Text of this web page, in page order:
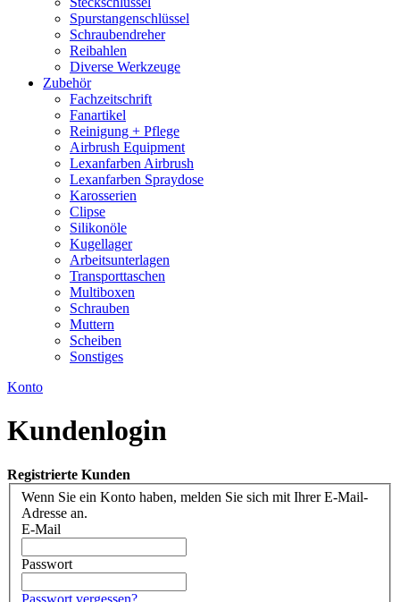
Spurstangenschlüssel
Schraubendreher
Reibahlen
Diverse Werkzeuge
Zubehör
Fachzeitschrift
Fanartikel
Reinigung + Pflege
Airbrush Equipment
Lexanfarben Airbrush
Lexanfarben Spraydose
Karosserien
Clipse
Silikonöle
Kugellager
Arbeitsunterlagen
Transporttaschen
Multiboxen
Schrauben
Muttern
Scheiben
Sonstiges
Konto
Kundenlogin
Registrierte Kunden
Wenn Sie ein Konto haben, melden Sie sich mit Ihrer E-Mail-
Adresse an.
E-Mail
Passwort